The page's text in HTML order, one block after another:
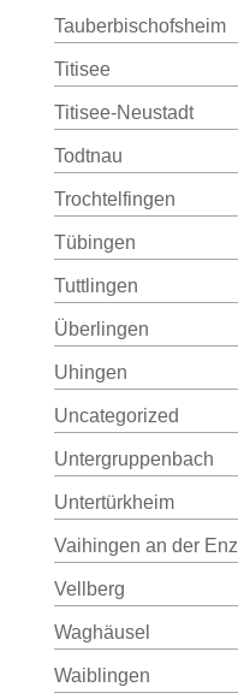
Tauberbischofsheim
Titisee
Titisee-Neustadt
Todtnau
Trochtelfingen
Tübingen
Tuttlingen
Überlingen
Uhingen
Uncategorized
Untergruppenbach
Untertürkheim
Vaihingen an der Enz
Vellberg
Waghäusel
Waiblingen